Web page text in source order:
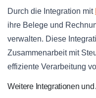
Durch die Integration mit
ihre Belege und
verwalten. Diese
Zusammenarbeit mit
effiziente Verarbeitung
Weitere Integrationen und